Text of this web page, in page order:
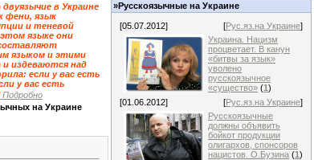
в Украине
фени, язык
и теневой
языке они
языком и этими
издеваются над
если у вас есть
у вас есть
Подробно
на Украине
»Русскоязычные на Украине
[05.07.2012] [Рус.яз.на Украине]
Украина. Нацизм
процветает. В канун
«битвы за язык»
уволено
русскоязычное
«существо» (1)
[01.06.2012]
[Рус.яз.на Украине]
Русскоязычные
должны объявить
бойкот продукции
олигархов, спонсоров
нацистов. О.Бузина (1)